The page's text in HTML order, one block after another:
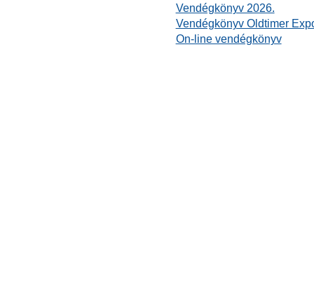
Vendégkönyv 2026.
Vendégkönyv Oldtimer
On-line vendégkönyv